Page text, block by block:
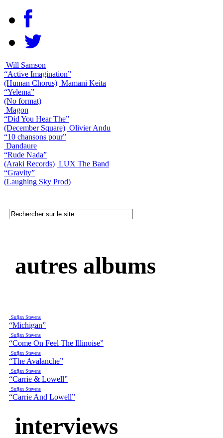
Will Samson
“Active Imagination”
(Human Chorus) Mamani Keita
“Yelema”
(No format)
Magon
“Did You Hear The”
(December Square) Olivier Andu
“10 chansons pour”
Dandaure
“Rude Nada”
(Araki Records) LUX The Band
“Gravity”
(Laughing Sky Prod)
autres albums
Sufjan Stevens
“Michigan”
Sufjan Stevens
“Come On Feel The Illinoise”
Sufjan Stevens
“The Avalanche”
Sufjan Stevens
“Carrie & Lowell”
Sufjan Stevens
“Carrie And Lowell”
interviews